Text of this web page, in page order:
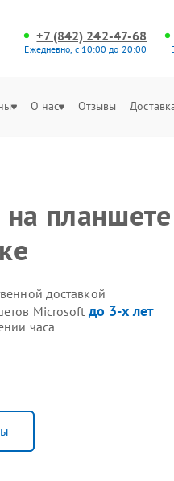
+7 (842) 242-47-68
Ежедневно, с 10:00 до 20:00
О нас Отзывы
планшете
доставкой
Microsoft до 3-х лет
часа